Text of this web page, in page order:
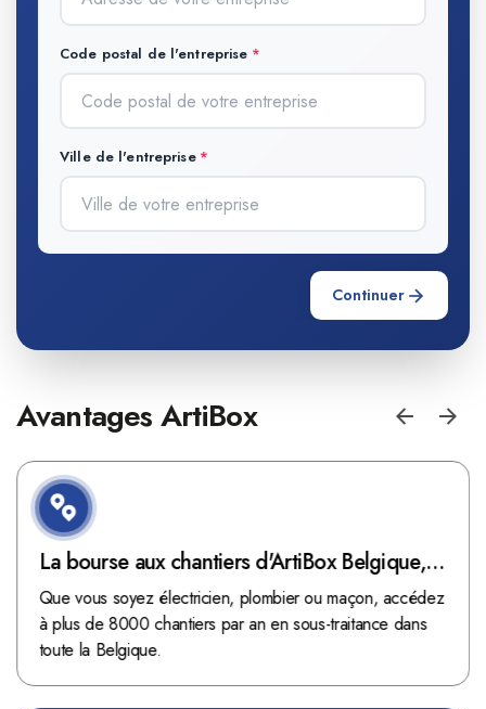
Code postal de l'entreprise
Ville de l'entreprise
Continuer
Avantages ArtiBox
La bourse aux chantiers d'ArtiBox Belgique,
véritable mine d'or !
Que vous soyez électricien, plombier ou maçon, accédez
à plus de 8000 chantiers par an en sous-traitance dans
toute la Belgique.